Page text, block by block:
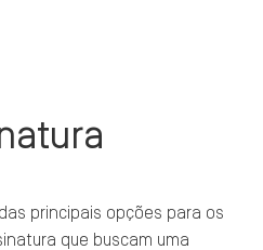
principais opções para os
que buscam uma